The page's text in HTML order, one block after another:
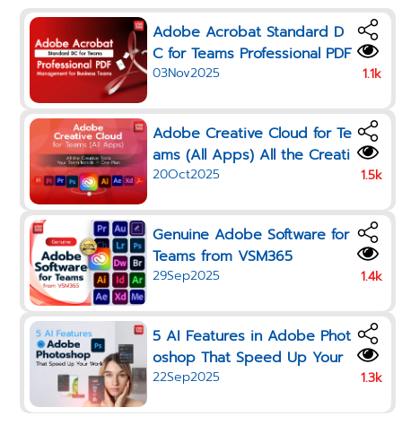
Adobe Acrobat Standard D
C for Teams Professional PDF
Management for Business Te
03Nov2025 1.1k
Adobe Creative Cloud for Te
ams (All Apps) All the Creati
ve Tools Your Team Needs i
20Oct2025 1.5k
Genuine Adobe Software for
Teams from VSM365
29Sep2025 1.4k
5 AI Features in Adobe Phot
oshop That Speed Up Your
Work in 2025
22Sep2025 1.3k